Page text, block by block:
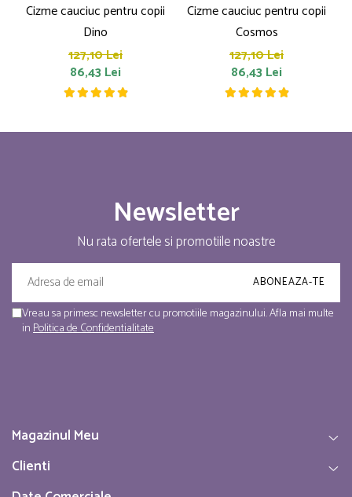
Cizme cauciuc pentru copii
Dino
127,10 Lei
86,43 Lei
Cizme cauciuc pentru copii
Cosmos
127,10 Lei
86,43 Lei
Newsletter
Nu rata ofertele si promotiile noastre
Vreau sa primesc newsletter cu promotiile magazinului. Afla mai multe
inPolitica de Confidentialitate
Magazinul Meu
Clienti